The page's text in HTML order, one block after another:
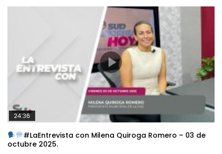
24:36
#LaEntrevista con Milena Quiroga Romero – 03 de
octubre 2025.